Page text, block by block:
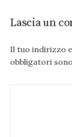
Lascia un
Il tuo indirizzo
obbligatori